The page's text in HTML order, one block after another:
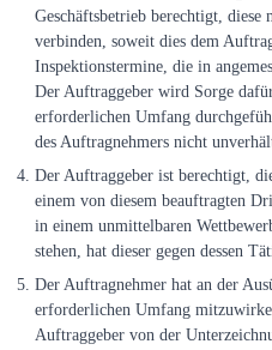
Geschäftsbetrieb berechtigt, diese
verbinden, soweit dies dem
Inspektionstermine, die in
Der Auftraggeber wird Sorge
erforderlichen Umfang
des Auftragnehmers nicht
Der Auftraggeber ist berechtigt,
einem von diesem beauftragten
in einem unmittelbaren
stehen, hat dieser gegen dessen
Der Auftragnehmer hat an der
erforderlichen Umfang
Auftraggeber von der